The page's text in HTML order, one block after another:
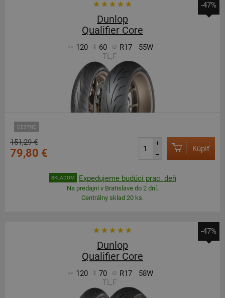
-47%
Dunlop
Qualifier Core
120 60 R17
55W
TL,F
CESTNÉ
151,29 €
79,80 €
+
–
Kúpiť
SKLADOM Expedujeme budúci prac. deň
Na predajni v Bratislave do 2 dní.
Centrálny sklad 20 ks.
-47%
Dunlop
Qualifier Core
120 70 R17
58W
TL,F